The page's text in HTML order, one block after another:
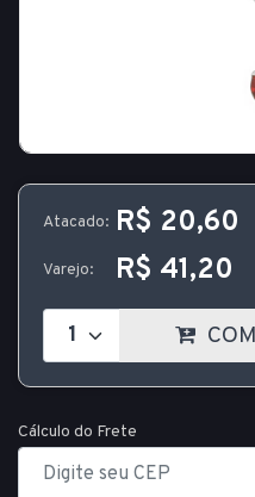
Atacado: R$ 20,60
Varejo: R$ 41,20
Cálculo do Frete